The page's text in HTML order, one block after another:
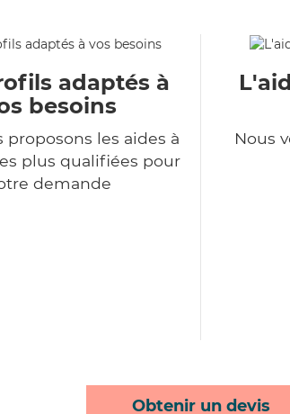
adaptés à
besoins
proposons les aides à
plus qualifiées pour
demande
Nous
Obtenir un devis